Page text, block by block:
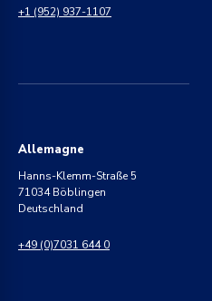
+1 (952) 937-1107
Allemagne
Hanns-Klemm-Straße 5
71034 Böblingen
Deutschland
+49 (0)7031 644 0